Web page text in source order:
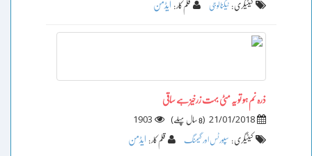
کیٹیگری : ٹیکنالوجی قلم کار : ایڈمن
ذرہ نم ہو تو یہ مٹی بہت زرخیز ہے ساقی
21/01/2018
(8 سال پہلے )
1903
کیٹیگری : سپورٹس اور گیمنگ قلم کار : ایڈمن